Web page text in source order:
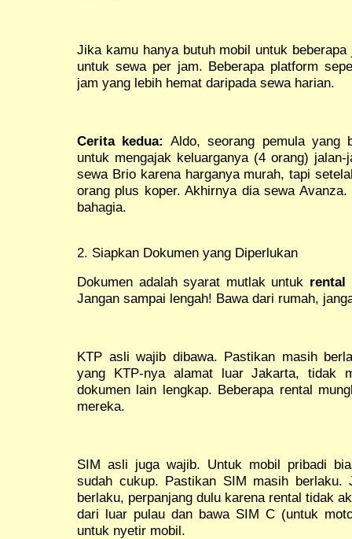
Jika kamu hanya butuh mobil untuk
untuk sewa per jam. Beberapa platform
jam yang lebih hemat daripada sewa harian.
Cerita kedua: Aldo, seorang pemula yang
untuk mengajak keluarganya (4 orang)
sewa Brio karena harganya murah, tapi
orang plus koper. Akhirnya dia sewa
bahagia.
2. Siapkan Dokumen yang Diperlukan
Dokumen adalah syarat mutlak untuk rental
Jangan sampai lengah! Bawa dari rumah,
KTP asli wajib dibawa. Pastikan masih
yang KTP-nya alamat luar Jakarta, tidak
dokumen lain lengkap. Beberapa rental
mereka.
SIM asli juga wajib. Untuk mobil pribadi
sudah cukup. Pastikan SIM masih
berlaku, perpanjang dulu karena rental tidak
dari luar pulau dan bawa SIM C (untuk
untuk nyetir mobil.